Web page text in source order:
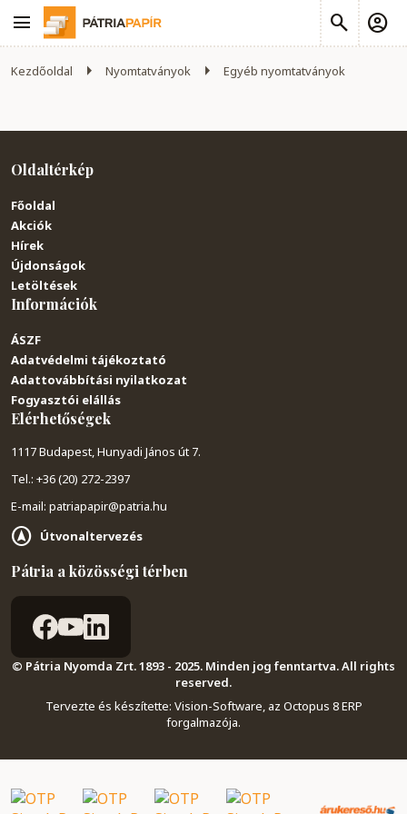
Kezdőoldal Nyomtatványok Egyéb nyomtatványok
Oldaltérkép
Főoldal
Akciók
Hírek
Újdonságok
Letöltések
Információk
ÁSZF
Adatvédelmi tájékoztató
Adattovábbítási nyilatkozat
Fogyasztói elállás
Elérhetőségek
1117 Budapest, Hunyadi János út 7.
Tel.: +36 (20) 272-2397
E-mail: patriapapir@patria.hu
Útvonaltervezés
Pátria a közösségi térben
© Pátria Nyomda Zrt. 1893 - 2025. Minden jog fenntartva. All rights
reserved.
Tervezte és készítette: Vision-Software, az Octopus 8 ERP
forgalmazója.